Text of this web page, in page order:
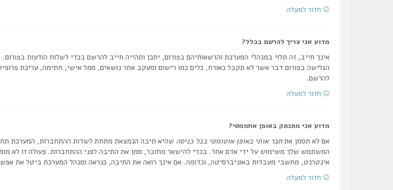
חזור למעלה
מדוע אני צריך להרשם בכלל?
אינך חייב, זה תלוי במנהלי המערכת והרשאותיהם בפורום, יתכן ותהייה חייב להרשם בכדי לשלוח הודעות
הגלישה בפורום דבר אשר לא תקבל כאורח, כלים כמו רישום ומעקב אחר נושאים, סמל אישי, חתימה, עריכת
להרשם.
חזור למעלה
מדוע אני מתנתק באופן אוטומטי?
אם לא תסמן אתחבר אותי באופן אוטומטי בכל כניסה שהיא תיבה הנמצאת מתחת לשדות ההתחברות, המערכת
המשתמש שלך משימוש על ידי אדם אחר. בכדי להישאר מחובר, סמן את התיבה לפני ההתחברות. פעולה זו לא
אינטרנט, מחשבי מעבדות באוניברסיטה, וכדומה. אם אינך רואה את התיבה, כנראה ומנהל המערכת ביטל את
חזור למעלה